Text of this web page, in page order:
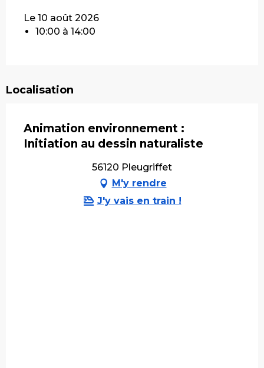
Le 10 août 2026
10:00 à 14:00
Localisation
Animation environnement :
Initiation au dessin naturaliste
56120 Pleugriffet
M'y rendre
J'y vais en train !